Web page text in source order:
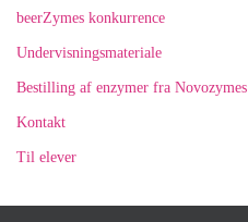
beerZymes konkurrence
Undervisningsmateriale
Bestilling af enzymer fra Novozymes
Kontakt
Til elever